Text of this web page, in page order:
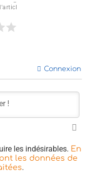
Connexion
les indésirables. En
les données de
.